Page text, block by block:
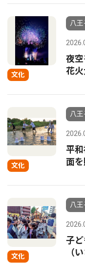
文化
八
夜
花
文化
八
平
面
文化
八
子
（